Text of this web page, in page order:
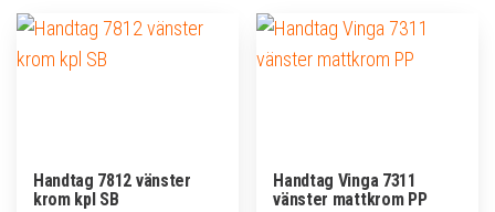
Handtag 7812 vänster
krom kpl SB
Handtag Vinga 7311
vänster mattkrom PP